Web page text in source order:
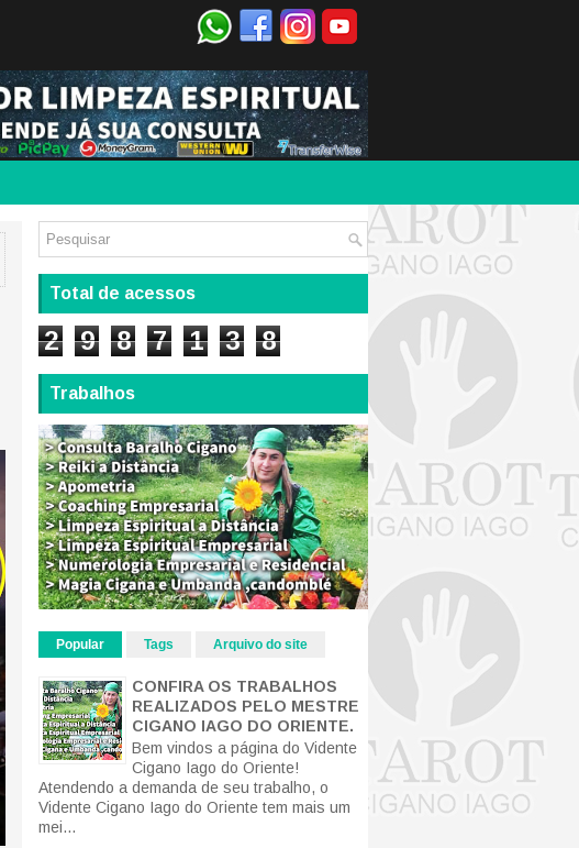
Total de acessos
2 9 8 7 1 3 8
Trabalhos
Popular Tags Arquivo do site
CONFIRA OS TRABALHOS
REALIZADOS PELO MESTRE
CIGANO IAGO DO ORIENTE.
Bem vindos a página do Vidente
Cigano Iago do Oriente!
Atendendo a demanda de seu trabalho, o
Vidente Cigano Iago do Oriente tem mais um
mei...